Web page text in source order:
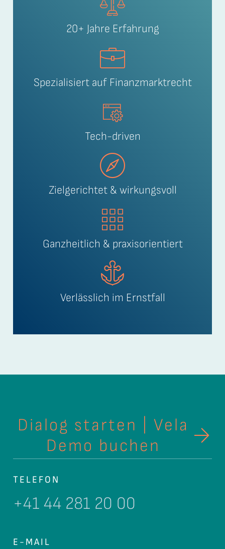
20+ Jahre Erfahrung
Spezialisiert auf Finanzmarktrecht
Tech-driven
Zielgerichtet & wirkungsvoll
Ganzheitlich & praxisorientiert
Verlässlich im Ernstfall
Dialog starten | Vela
Demo buchen
TELEFON
+41 44 281 20 00
E-MAIL